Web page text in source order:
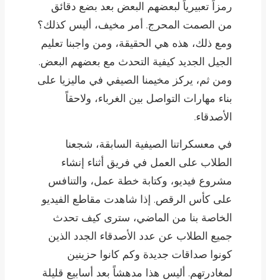
رمزاً تعبيرياً لبعضهم البعض بعد بضع دقائق
من الصمت المحرج. أمر مخيف، أليس كذلك؟
ومع ذلك، هذه هي الحقيقة، ومن واجبنا تعليم
الجيل الجديد كيفية التحدث مع بعضهم البعض.
ومن ثم، يركز مخيمنا الصيفي في ماليزيا على
بناء مهارات التواصل بين الغرباء، ولاحقاً
الأصدقاء.
في معسكراتنا الصيفية السابقة، شجعنا
الطلاب على العمل في فريق أثناء إنشاء
مشروع فيديو، وكتابة خطة عمل، والتنافس
على كأس الرقص. إذا شاهدت مقاطع الفيديو
الخاصة بنا من الماضي، سترى كيف تحدث
جميع الطلاب عن عدد الأصدقاء الجدد الذين
كونوا صداقات جديدة وكم كانوا حزينين
لمغادرتهم. أليس هذا مدهشاً بعد أسابيع قليلة